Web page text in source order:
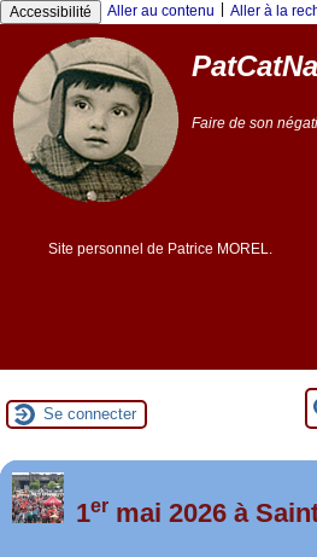
Panneau de gestion des cookies
Accessibilité Aller au contenu Aller à la
Faire de son
Site personnel de Patrice MOREL.
Se connecter
Foutez-nous la
1ermai 2026 à